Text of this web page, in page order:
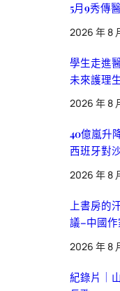
5月9秀傳
2026 年 8
學生走進
未來護理
2026 年 8
40億嵐升
西班牙對
2026 年 8
上書房的
議–中國作
2026 年 8
紀錄片｜